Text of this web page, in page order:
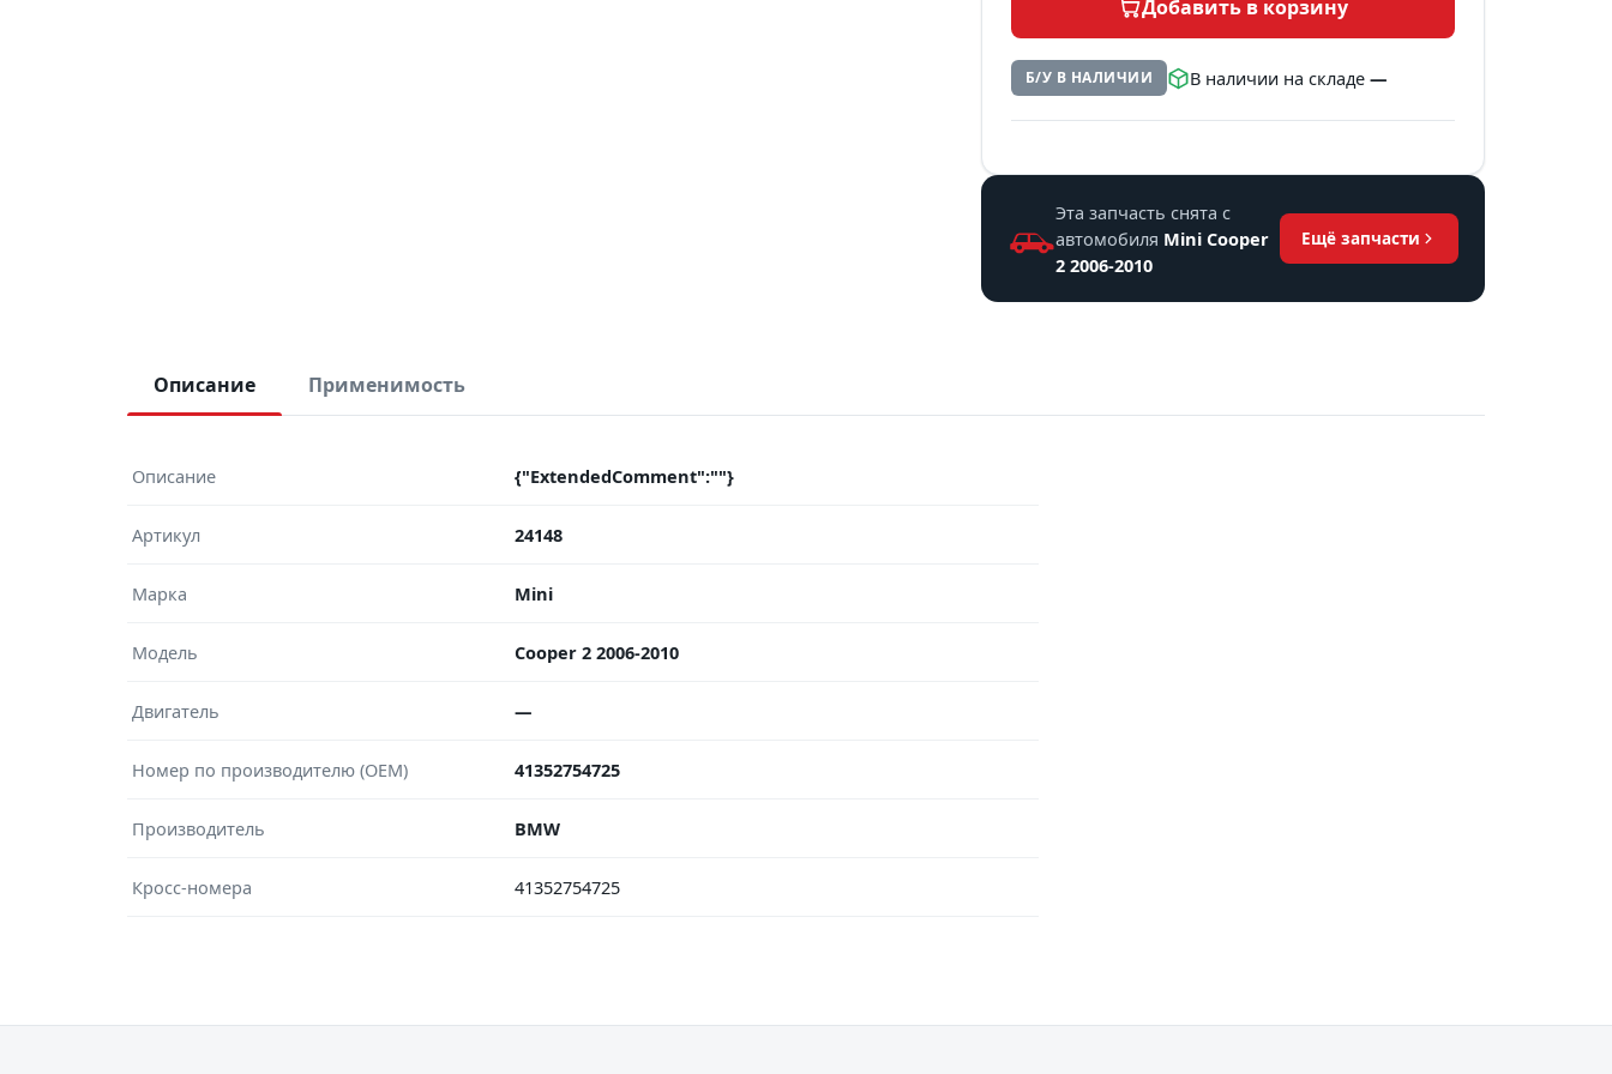
Добавить в корзину
Б/У В НАЛИЧИИ В наличии на складе—
Эта запчасть снята с
автомобиля Mini Cooper
2 2006-2010
Ещё запчасти
Описание Применимость
Описание {"ExtendedComment":""}
Артикул 24148
Марка Mini
Модель Cooper 2 2006-2010
Двигатель —
Номер по производителю (OEM) 41352754725
Производитель BMW
Кросс-номера 41352754725